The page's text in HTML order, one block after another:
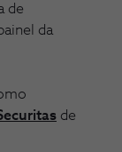
de
da
de